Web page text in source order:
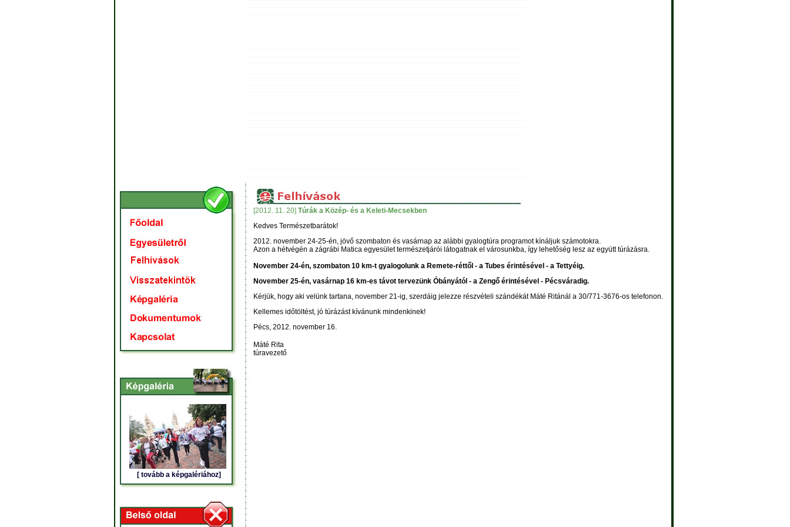
[ tovább a képgalériához]
[2012. 11. 20] Túrák a Közép- és a Keleti-Mecsekben
Kedves Természetbarátok!
2012. november 24-25-én, jövő szombaton és vasárnap az alábbi gyalogtúra programot kínáljuk számotokra.
Azon a hétvégén a zágrábi Matica egyesület természetjárói látogatnak el városunkba, így lehetőség lesz az együtt túrázásra.
November 24-én, szombaton 10 km-t gyalogolunk a Remete-réttől - a Tubes érintésével - a Tettyéig.
November 25-én, vasárnap 16 km-es távot tervezünk Óbányától - a Zengő érintésével - Pécsváradig.
Kérjük, hogy aki velünk tartana, november 21-ig, szerdáig jelezze részvételi szándékát Máté Ritánál a 30/771-3676-os telefonon.
Kellemes időtöltést, jó túrázást kívánunk mindenkinek!
Pécs, 2012. november 16.
Máté Rita
túravezető